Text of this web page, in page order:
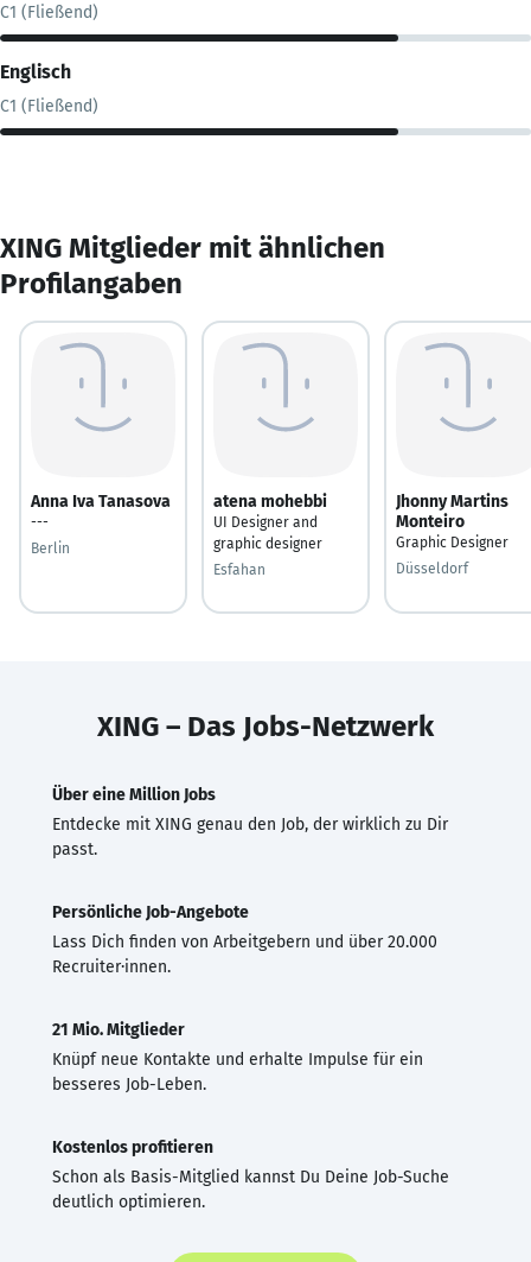
C1 (Fließend)
Englisch
C1 (Fließend)
XING Mitglieder mit ähnlichen
Profilangaben
Anna Iva Tanasova
---
Berlin
atena mohebbi
UI Designer and
graphic designer
Esfahan
Jhonny Martins
Monteiro
Graphic Designer
Düsseldorf
XING – Das Jobs-Netzwerk
Über eine Million Jobs
Entdecke mit XING genau den Job, der wirklich zu Dir
passt.
Persönliche Job-Angebote
Lass Dich finden von Arbeitgebern und über 20.000
Recruiter·innen.
21 Mio. Mitglieder
Knüpf neue Kontakte und erhalte Impulse für ein
besseres Job-Leben.
Kostenlos profitieren
Schon als Basis-Mitglied kannst Du Deine Job-Suche
deutlich optimieren.